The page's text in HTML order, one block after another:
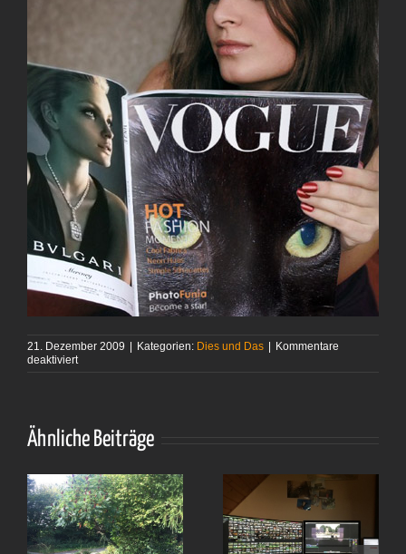
21. Dezember 2009 | Kategorien: Dies und Das | Kommentare
deaktiviertfür
Ähnliche Beiträge